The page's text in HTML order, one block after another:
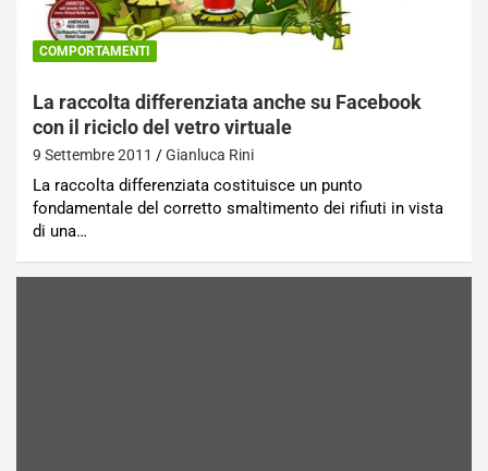
COMPORTAMENTI
La raccolta differenziata anche su Facebook
con il riciclo del vetro virtuale
9 Settembre 2011 Gianluca Rini
La raccolta differenziata costituisce un punto
fondamentale del corretto smaltimento dei rifiuti in vista
di una…